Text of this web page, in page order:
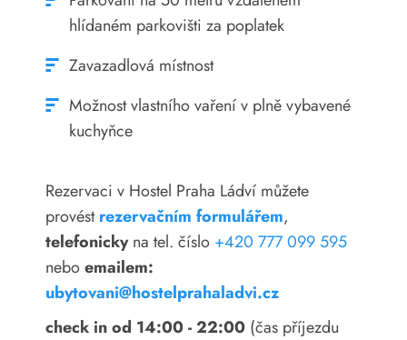
hlídaném parkovišti za poplatek
Zavazadlová místnost
Možnost vlastního vaření v plně vybavené
kuchyňce
Rezervaci v Hostel Praha Ládví můžete
provéstrezervačním formulářem,
telefonickyna tel. číslo +420 777 099 595
neboemailem:
ubytovani@hostelprahaladvi.cz
check in od 14:00 - 22:00 (čas příjezdu